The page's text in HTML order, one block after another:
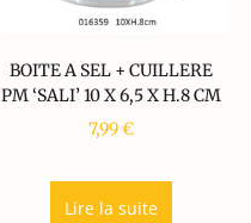
BOITE A SEL + CUILLERE
PM ‘SALI’ 10 X 6,5 X H.8 CM
7,99€
Lire la suite